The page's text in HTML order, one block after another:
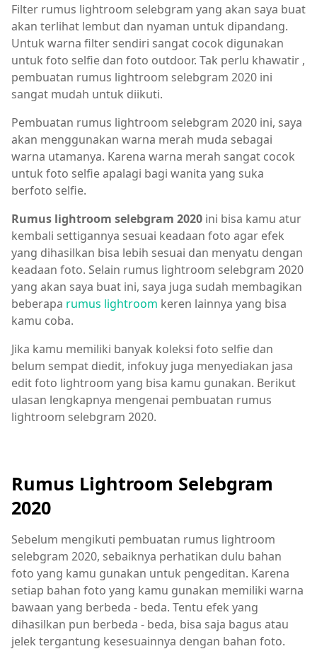
Filter rumus lightroom selebgram yang akan saya buat
akan terlihat lembut dan nyaman untuk dipandang.
Untuk warna filter sendiri sangat cocok digunakan
untuk foto selfie dan foto outdoor. Tak perlu khawatir ,
pembuatan rumus lightroom selebgram 2020 ini
sangat mudah untuk diikuti.
Pembuatan rumus lightroom selebgram 2020 ini, saya
akan menggunakan warna merah muda sebagai
warna utamanya. Karena warna merah sangat cocok
untuk foto selfie apalagi bagi wanita yang suka
berfoto selfie.
Rumus lightroom selebgram 2020 ini bisa kamu atur
kembali settigannya sesuai keadaan foto agar efek
yang dihasilkan bisa lebih sesuai dan menyatu dengan
keadaan foto. Selain rumus lightroom selebgram 2020
yang akan saya buat ini, saya juga sudah membagikan
beberapa rumus lightroom keren lainnya yang bisa
kamu coba.
Jika kamu memiliki banyak koleksi foto selfie dan
belum sempat diedit, infokuy juga menyediakan jasa
edit foto lightroom yang bisa kamu gunakan. Berikut
ulasan lengkapnya mengenai pembuatan rumus
lightroom selebgram 2020.
Rumus Lightroom Selebgram
2020
Sebelum mengikuti pembuatan rumus lightroom
selebgram 2020, sebaiknya perhatikan dulu bahan
foto yang kamu gunakan untuk pengeditan. Karena
setiap bahan foto yang kamu gunakan memiliki warna
bawaan yang berbeda - beda. Tentu efek yang
dihasilkan pun berbeda - beda, bisa saja bagus atau
jelek tergantung kesesuainnya dengan bahan foto.